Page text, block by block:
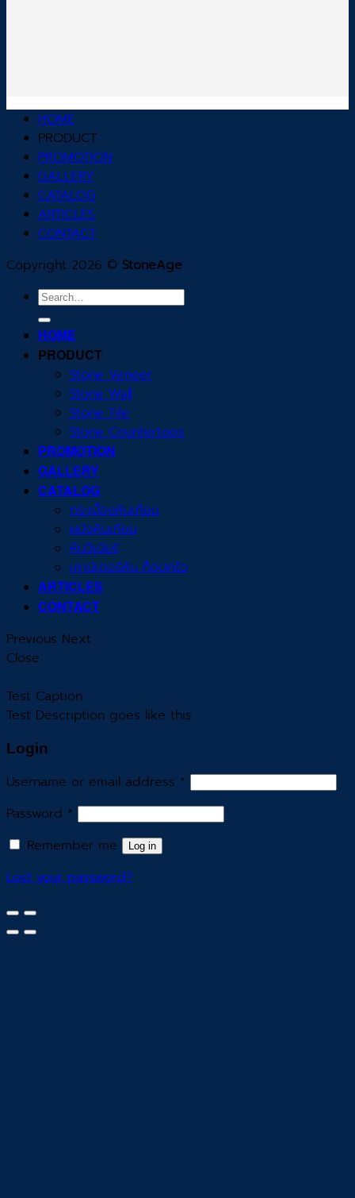
HOME
PRODUCT
PROMOTION
GALLERY
CATALOG
ARTICLES
CONTACT
Copyright 2026 © StoneAge
Search
for:
HOME
PRODUCT
Stone Veneer
Stone Wall
Stone Tile
Stone Countertops
PROMOTION
GALLERY
CATALOG
กระเบื้องหินเทียม
ผนังหินเทียม
หินวีเนียร์
เคาน์เตอร์หิน ท็อปครัว
ARTICLES
CONTACT
Previous Next
Close
Test Caption
Test Description goes like this
Login
Username or email address *
Password *
Remember me
Log in
Lost your password?